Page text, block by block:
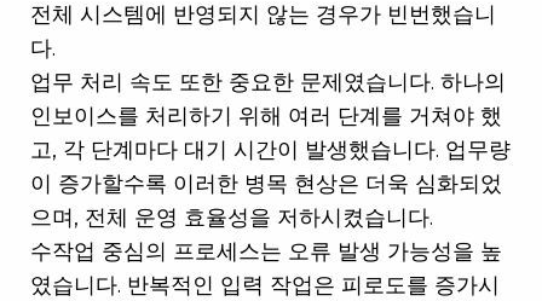
전체 시스템에 반영되지 않는 경우가 빈번했습니
다.
업무 처리 속도 또한 중요한 문제였습니다. 하나의
인보이스를 처리하기 위해 여러 단계를 거쳐야 했
고, 각 단계마다 대기 시간이 발생했습니다. 업무량
이 증가할수록 이러한 병목 현상은 더욱 심화되었
으며, 전체 운영 효율성을 저하시켰습니다.
수작업 중심의 프로세스는 오류 발생 가능성을 높
였습니다. 반복적인 입력 작업은 피로도를 증가시